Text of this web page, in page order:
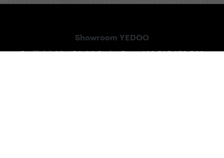
Showroom YEDOO
Radlická 80, 150 00 Praha 5
+420 737 279 592